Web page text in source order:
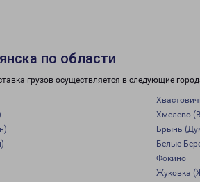
по области
грузов осуществляется в следующие
Хмелево
Брынь
Белые
Фокино
Жуковка